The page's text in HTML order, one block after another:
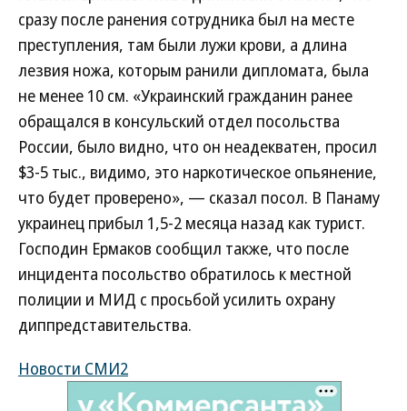
сразу после ранения сотрудника был на месте
преступления, там были лужи крови, а длина
лезвия ножа, которым ранили дипломата, была
не менее 10 см. «Украинский гражданин ранее
обращался в консульский отдел посольства
России, было видно, что он неадекватен, просил
$3-5 тыс., видимо, это наркотическое опьянение,
что будет проверено», — сказал посол. В Панаму
украинец прибыл 1,5-2 месяца назад как турист.
Господин Ермаков сообщил также, что после
инцидента посольство обратилось к местной
полиции и МИД с просьбой усилить охрану
диппредставительства.
Новости СМИ2